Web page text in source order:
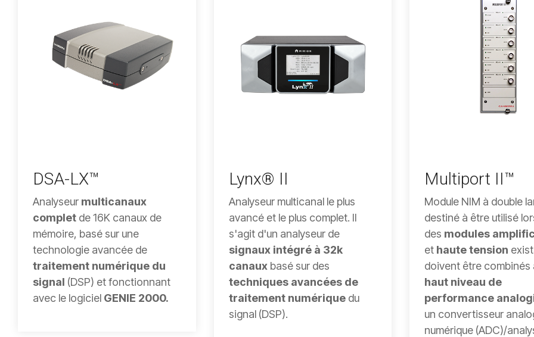
DSA-LX™
Analyseur multicanaux
complet de 16K canaux de
mémoire, basé sur une
technologie avancée de
traitement numérique du
signal (DSP) et fonctionnant
avec le logiciel GENIE 2000.
Lynx® II
Analyseur multicanal le plus
avancé et le plus complet. Il
s'agit d'un analyseur de
signaux intégré à 32k
canauxbasé sur des
techniques avancées de
traitement numériquedu
signal (DSP).
Multiport II™
Module NIM à double
destiné à être utilisé
des modules
et haute tension
doivent être combinés
haut niveau de
performance
un convertisseur
numérique (ADC)/